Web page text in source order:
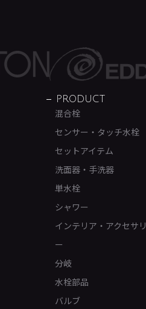
PRODUCT
混合栓
センサー・タッチ水栓
セットアイテム
洗面器・手洗器
単水栓
シャワー
インテリア・アクセサリ
ー
分岐
水栓部品
バルブ